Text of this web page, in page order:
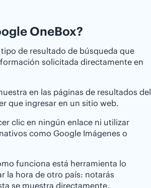
OneBox?
tipo de resultado de búsqueda que
solicitada directamente en
en las páginas de resultados del
que ingresar en un sitio web.
clic en ningún enlace ni utilizar
como Google Imágenes o
funciona está herramienta lo
la hora de otro país: notarás
se muestra directamente.